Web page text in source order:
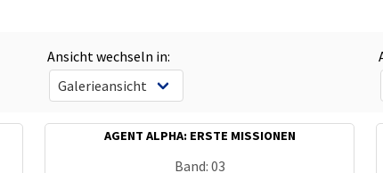
Ansicht wechseln in:
AGENT ALPHA: ERSTE MISSIONEN
Band: 03